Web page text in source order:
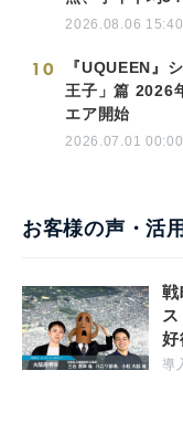
2026.08.06 15:40
10
『UQUEEN』
王子」篇 2026
エア開始
2026.07.01 00:00
お客様の声・活
戦
好
導